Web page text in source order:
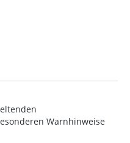
Warnhinweise